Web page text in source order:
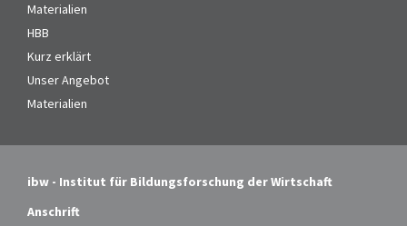
Materialien
HBB
Kurz erklärt
Unser Angebot
Materialien
ibw - Institut für Bildungsforschung der Wirtschaft
Anschrift